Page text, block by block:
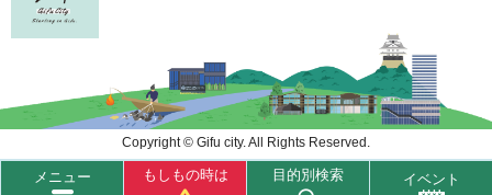
メニュー もしもの時は 目的別検索 イベント
Copyright © Gifu city. All Rights Reserved.